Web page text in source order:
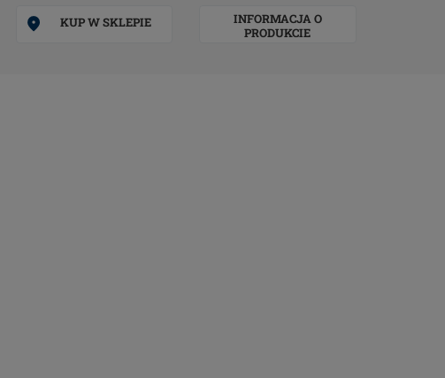
KUP W SKLEPIE
INFORMACJA O
PRODUKCIE